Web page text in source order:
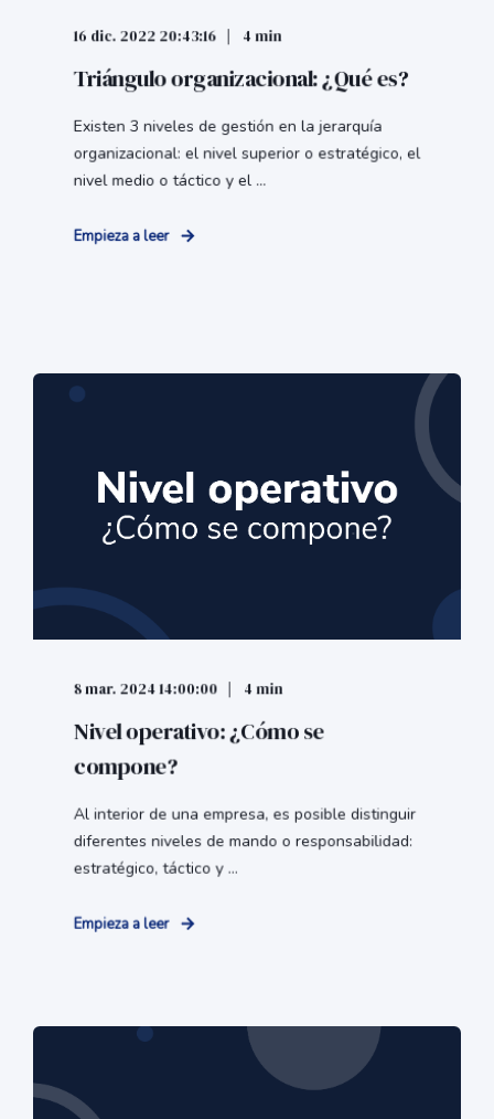
16 dic. 2022 20:43:16 4 min
Triángulo organizacional: ¿Qué es?
Existen 3 niveles de gestión en la jerarquía
organizacional: el nivel superior o estratégico, el
nivel medio o táctico y el ...
Empieza a leer
8 mar. 2024 14:00:00 4 min
Nivel operativo: ¿Cómo se
compone?
Al interior de una empresa, es posible distinguir
diferentes niveles de mando o responsabilidad:
estratégico, táctico y ...
Empieza a leer